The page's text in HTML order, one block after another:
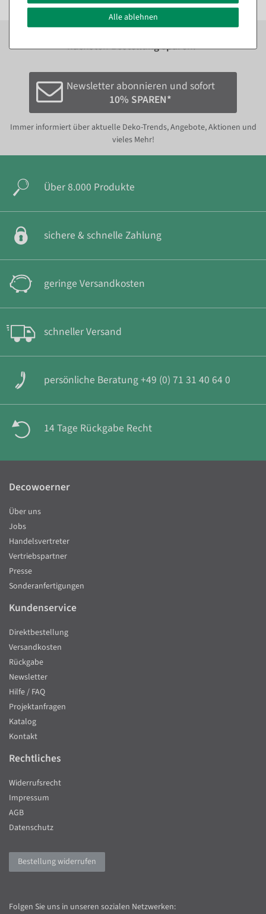
nächsten Bestellung sparen.*
Newsletter abonnieren und sofort
10% SPAREN*
Immer informiert über aktuelle Deko-Trends, Angebote, Aktionen und
vieles Mehr!
Über 8.000 Produkte
sichere & schnelle Zahlung
geringe Versandkosten
schneller Versand
persönliche Beratung +49 (0) 71 31 40 64 0
14 Tage Rückgabe Recht
Alle ablehnen
Decowoerner
Über uns
Jobs
Handelsvertreter
Vertriebspartner
Presse
Sonderanfertigungen
Kundenservice
Direktbestellung
Versandkosten
Rückgabe
Newsletter
Hilfe / FAQ
Projektanfragen
Katalog
Kontakt
Rechtliches
Widerrufsrecht
Impressum
AGB
Datenschutz
Bestellung widerrufen
Folgen Sie uns in unseren sozialen Netzwerken: